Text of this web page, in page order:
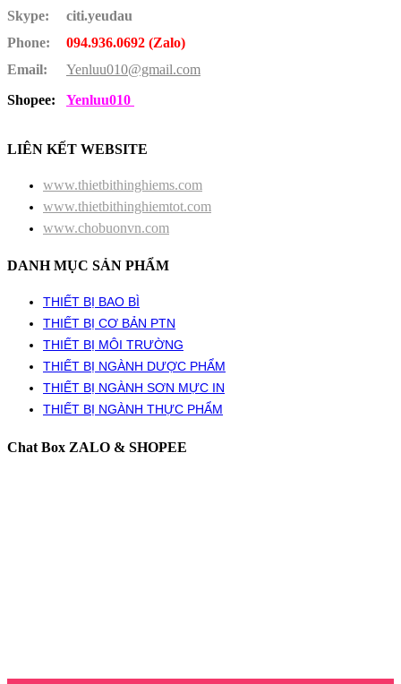
Skype:
citi.yeudau
Phone:
094.936.0692 (Zalo)
Email:
Yenluu010@gmail.com
Shopee:
Yenluu010
LIÊN KẾT WEBSITE
www.thietbithinghiems.com
www.thietbithinghiemtot.com
www.chobuonvn.com
DANH MỤC SẢN PHẨM
THIẾT BỊ BAO BÌ
THIẾT BỊ CƠ BẢN PTN
THIẾT BỊ MÔI TRƯỜNG
THIẾT BỊ NGÀNH DƯỢC PHẨM
THIẾT BỊ NGÀNH SƠN MỰC IN
THIẾT BỊ NGÀNH THỰC PHẨM
Chat Box ZALO & SHOPEE